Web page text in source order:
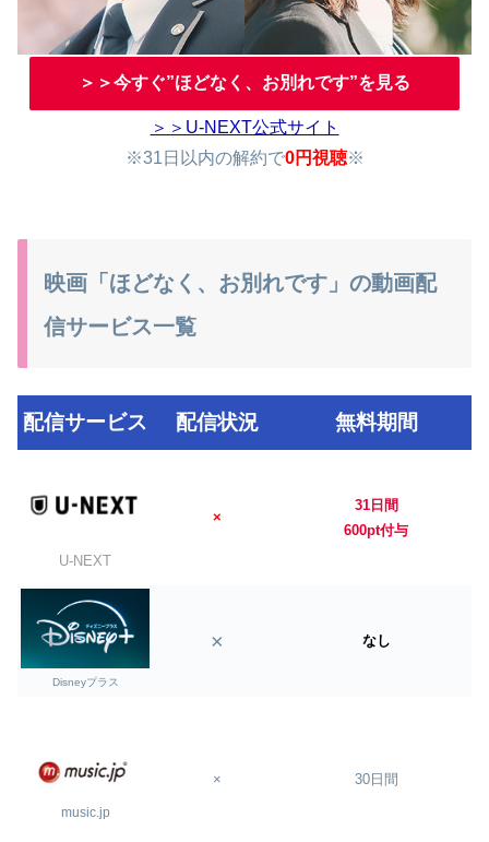
＞＞今すぐ”ほどなく、お別れです”を見る
＞＞U-NEXT公式サイト
※31日以内の解約で0円視聴※
映画「ほどなく、お別れです」の動画配
信サービス一覧
配信サービス 配信状況 無料期間
U-NEXT
×
31日間
600pt付与
Disneyプラス
× なし
music.jp
× 30日間